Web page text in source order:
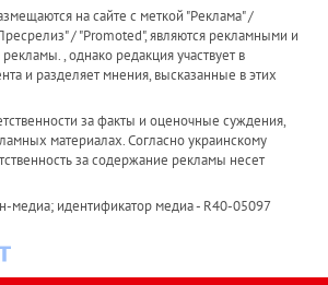
на сайте с меткой "Реклама" /
/ "Promoted", являются рекламными и
, однако редакция участвует в
и разделяет мнения, высказанные в этих
за факты и оценочные суждения,
материалах. Согласно украинскому
за содержание рекламы несет
медиа; идентификатор медиа - R40-05097